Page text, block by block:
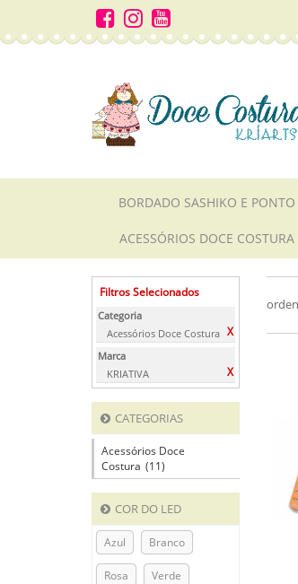
BORDADO SASHIKO E PONTO
ACESSÓRIOS DOCE COSTURA
Filtros Selecionados
Categoria
Acessórios Doce Costura X
Marca
KRIATIVA
X
CATEGORIAS
Acessórios Doce
Costura (11)
COR DO LED
Azul Branco
Rosa Verde